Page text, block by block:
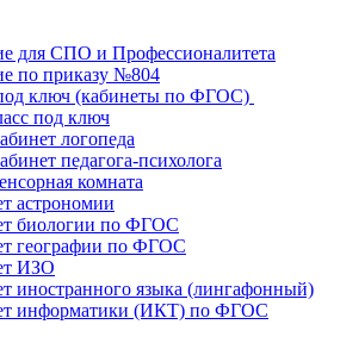
для СПО и Профессионалитета
по приказу №804
ключ (кабинеты по ФГОС)
под ключ
логопеда
педагога-психолога
комната
астрономии
биологии по ФГОС
географии по ФГОС
ИЗО
иностранного языка (лингафонный)
информатики (ИКТ) по ФГОС